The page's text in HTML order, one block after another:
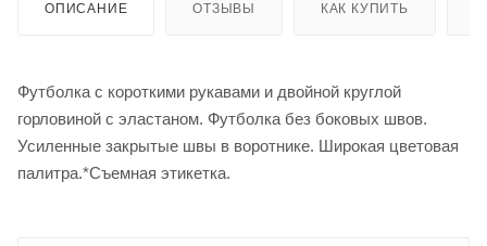
ОПИСАНИЕ ОТЗЫВЫ КАК КУПИТЬ
Футболка с короткими рукавами и двойной круглой
горловиной с эластаном. Футболка без боковых швов.
Усиленные закрытые швы в воротнике. Широкая цветовая
палитра.*Съемная этикетка.